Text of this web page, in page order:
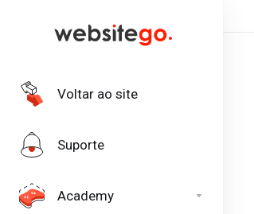
Voltar ao site
Suporte
Academy